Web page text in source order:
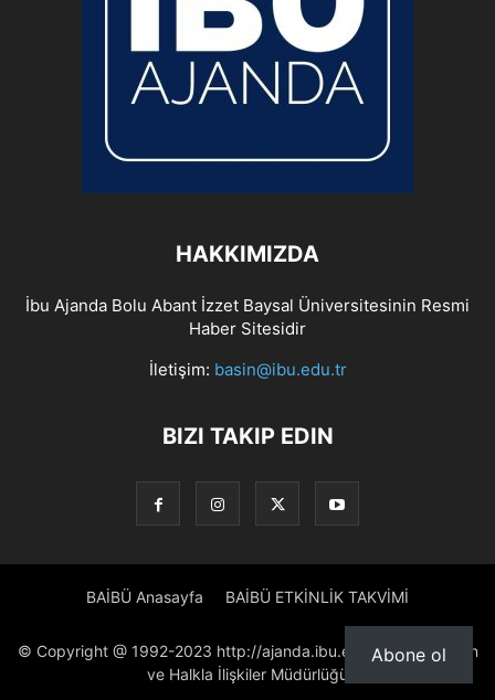
HAKKIMIZDA
İbu Ajanda Bolu Abant İzzet Baysal Üniversitesinin Resmi
Haber Sitesidir
İletişim: basin@ibu.edu.tr
BIZI TAKIP EDIN
BAİBÜ Anasayfa BAİBÜ ETKİNLİK TAKVİMİ
© Copyright @ 1992-2023 http://ajanda.ibu.edu.tr/ Proje: Basın
ve Halkla İlişkiler Müdürlüğü
Abone ol